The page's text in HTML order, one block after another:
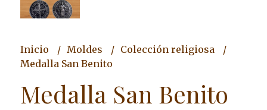
Inicio Moldes
Colección religiosa
Medalla San Benito
Medalla San Benito